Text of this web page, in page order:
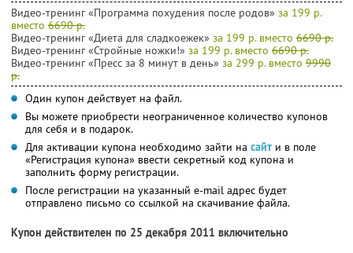
Видео-тренинг «Программа похудения после родов» за 199 р.
вместо 6690 р.
Видео-тренинг «Диета для сладкоежек» за 199 р. вместо 6690 р.
Видео-тренинг «Стройные ножки!» за 199 р. вместо 6690 р.
Видео-тренинг «Пресс за 8 минут в день» за 299 р. вместо 9990
р.
Один купон действует на файл.
Вы можете приобрести неограниченное количество купонов
для себя и в подарок.
Для активации купона необходимо зайти на сайт и в поле
«Регистрация купона» ввести секретный код купона и
заполнить форму регистрации.
После регистрации на указанный e-mail адрес будет
отправлено письмо со ссылкой на скачивание файла.
Купон действителен по 25 декабря 2011 включительно